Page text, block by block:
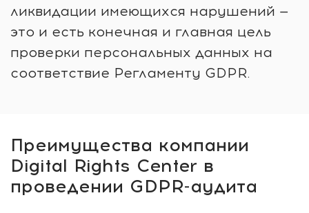
ликвидации имеющихся нарушений —
это и есть конечная и главная цель
проверки персональных данных на
соответствие Регламенту GDPR.
Преимущества компании
Digital Rights Center в
проведении GDPR-аудита